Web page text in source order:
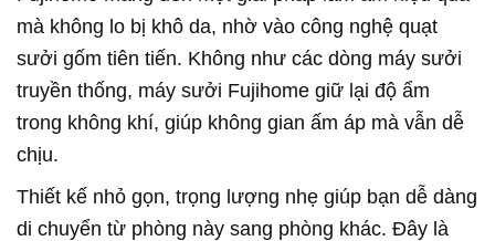
mà không lo bị khô da, nhờ vào công nghệ quạt
sưởi gốm tiên tiến. Không như các dòng máy sưởi
truyền thống, máy sưởi Fujihome giữ lại độ ẩm
trong không khí, giúp không gian ấm áp mà vẫn dễ
chịu.
Thiết kế nhỏ gọn, trọng lượng nhẹ giúp bạn dễ dàng
di chuyển từ phòng này sang phòng khác. Đây là